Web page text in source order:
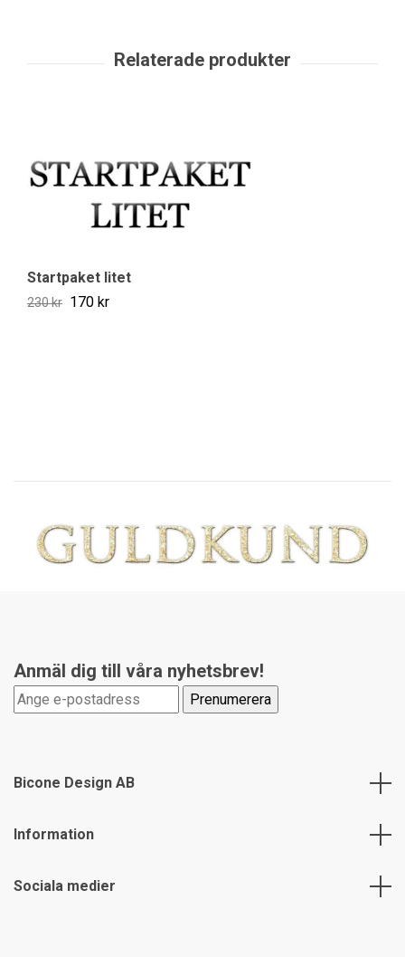
Startpaket litet
230 kr 170 kr
Anmäl dig till våra nyhetsbrev!
Bicone Design AB
Information
Sociala medier